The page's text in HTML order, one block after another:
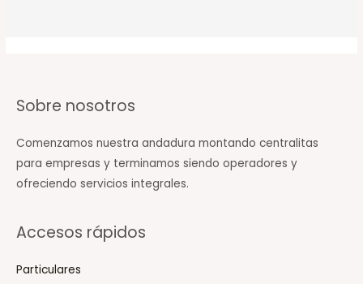
Sobre nosotros
Comenzamos nuestra andadura montando centralitas
para empresas y terminamos siendo operadores y
ofreciendo servicios integrales.
Accesos rápidos
Particulares